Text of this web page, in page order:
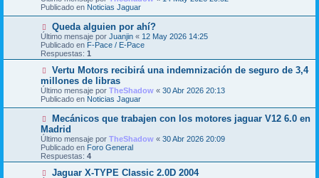
s
a
e
e
v
m
e
n
s
e
Publicado en Noticias Jaguar
N
u
e
v
o
m
e
n
s
a
j
Queda alguien por ahí?
Último mensaje por Juanjin « 12 May 2026 14:25
Publicado en F-Pace / E-Pace
Respuestas: 1
N
u
e
v
o
m
n
s
a
j
e
Vertu Motors recibirá una indemnización de seguro de 3,4
millones de libras
Último mensaje por TheShadow « 30 Abr 2026 20:13
Publicado en Noticias Jaguar
N
e
v
o
m
Mecánicos que trabajen con los motores jaguar V12 6.0 en
Madrid
Último mensaje por TheShadow « 30 Abr 2026 20:09
Publicado en Foro General
Respuestas: 4
N
Jaguar X-TYPE Classic 2.0D 2004